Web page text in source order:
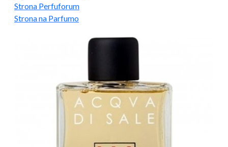
Strona Perfuforum
Strona na Parfumo